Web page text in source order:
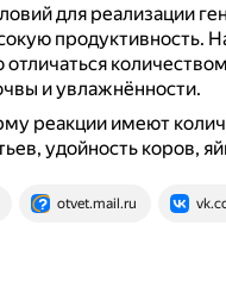
для реализации
продуктивность.
и увлажнённости.
реакции имеют
удойность коров,
otvet.mail.ru